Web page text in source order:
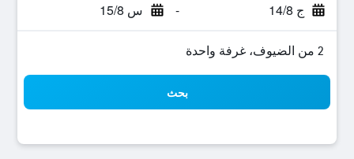
ج 14/8 - س 15/8
2 من الضيوف، غرفة واحدة
بحث